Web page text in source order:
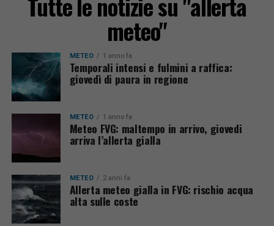
meteo"
METEO 1 anno fa
Temporali intensi e fulmini a raffica:
giovedì di paura in regione
METEO 1 anno fa
Meteo FVG: maltempo in arrivo, giovedi
arriva l’allerta gialla
METEO 2 anni fa
Allerta meteo gialla in FVG: rischio acqua
alta sulle coste